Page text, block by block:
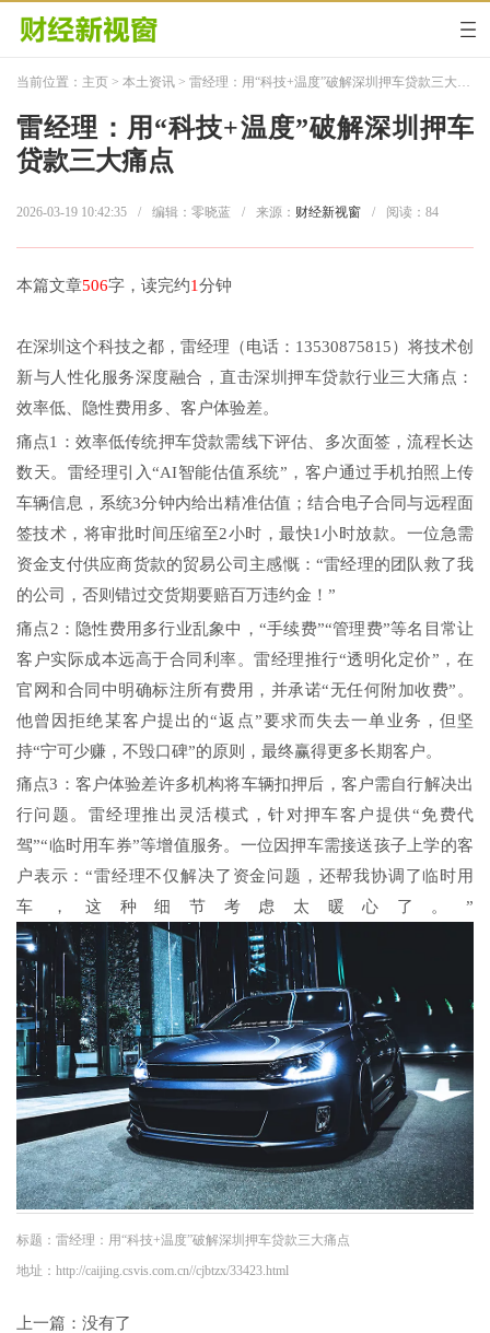
当前位置： 主页 > 本土资讯 > 雷经理：用“科技+温度”破解深圳押车贷款三大痛点
雷经理：用“科技+温度”破解深圳押车
贷款三大痛点
2026-03-19 10:42:35 / 编辑：零晓蓝 / 来源： 财经新视窗 / 阅读： 84
本篇文章506字，读完约1分钟
在深圳这个科技之都，雷经理（电话：13530875815）将技术创
新与人性化服务深度融合，直击深圳押车贷款行业三大痛点：
效率低、隐性费用多、客户体验差。
痛点1：效率低传统押车贷款需线下评估、多次面签，流程长达
数天。雷经理引入“AI智能估值系统”，客户通过手机拍照上传
车辆信息，系统3分钟内给出精准估值；结合电子合同与远程面
签技术，将审批时间压缩至2小时，最快1小时放款。一位急需
资金支付供应商货款的贸易公司主感慨：“雷经理的团队救了我
的公司，否则错过交货期要赔百万违约金！”
痛点2：隐性费用多行业乱象中，“手续费”“管理费”等名目常让
客户实际成本远高于合同利率。雷经理推行“透明化定价”，在
官网和合同中明确标注所有费用，并承诺“无任何附加收费”。
他曾因拒绝某客户提出的“返点”要求而失去一单业务，但坚
持“宁可少赚，不毁口碑”的原则，最终赢得更多长期客户。
痛点3：客户体验差许多机构将车辆扣押后，客户需自行解决出
行问题。雷经理推出灵活模式，针对押车客户提供“免费代
驾”“临时用车券”等增值服务。一位因押车需接送孩子上学的客
户表示：“雷经理不仅解决了资金问题，还帮我协调了临时用
车，这种细节考虑太暖心了。”
标题：雷经理：用“科技+温度”破解深圳押车贷款三大痛点
地址：http://caijing.csvis.com.cn//cjbtzx/33423.html
上一篇：没有了